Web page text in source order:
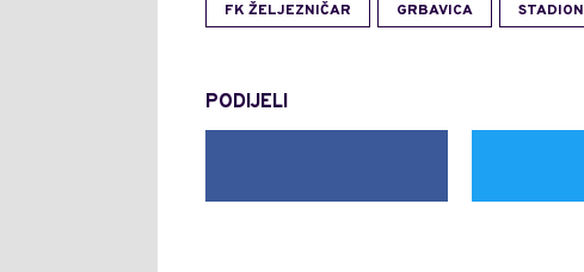
FK ŽELJEZNIČAR GRBAVICA STADION
PODIJELI